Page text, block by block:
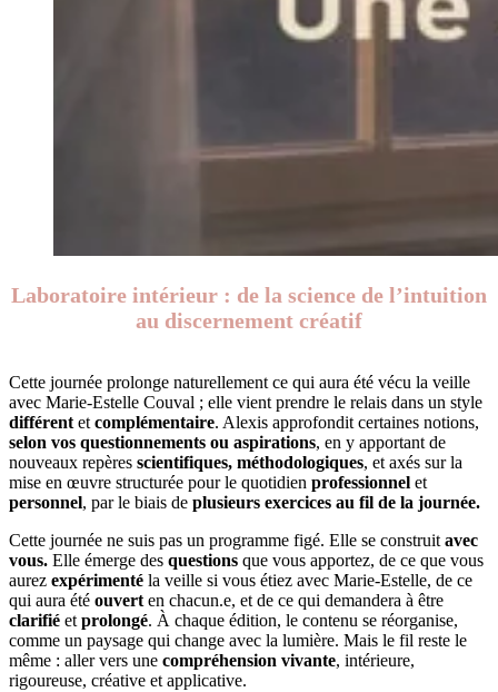
Laboratoire intérieur : de la science de l’intuition
au discernement créatif
Cette journée prolonge naturellement ce qui aura été vécu la veille
avec Marie-Estelle Couval ; elle vient prendre le relais dans un style
différent et complémentaire. Alexis approfondit certaines notions,
selon vos questionnements ou aspirations, en y apportant de
nouveaux repères scientifiques, méthodologiques, et axés sur la
mise en œuvre structurée pour le quotidien professionnel et
personnel, par le biais de plusieurs exercices au fil de la journée.
Cette journée ne suis pas un programme figé. Elle se construit avec
vous. Elle émerge des questions que vous apportez, de ce que vous
aurez expérimenté la veille si vous étiez avec Marie-Estelle, de ce
qui aura été ouvert en chacun.e, et de ce qui demandera à être
clarifié et prolongé. À chaque édition, le contenu se réorganise,
comme un paysage qui change avec la lumière. Mais le fil reste le
même : aller vers une compréhension vivante, intérieure,
rigoureuse, créative et applicative.